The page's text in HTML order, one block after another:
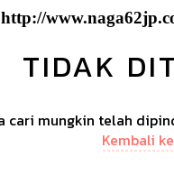
http://
TIDAK
cari mungkin telah
Kembali